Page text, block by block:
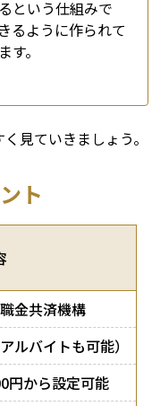
という仕組みで
るように作られて
。
見ていきましょう。
金共済機構
ルバイトも可能）
円から設定可能
ト